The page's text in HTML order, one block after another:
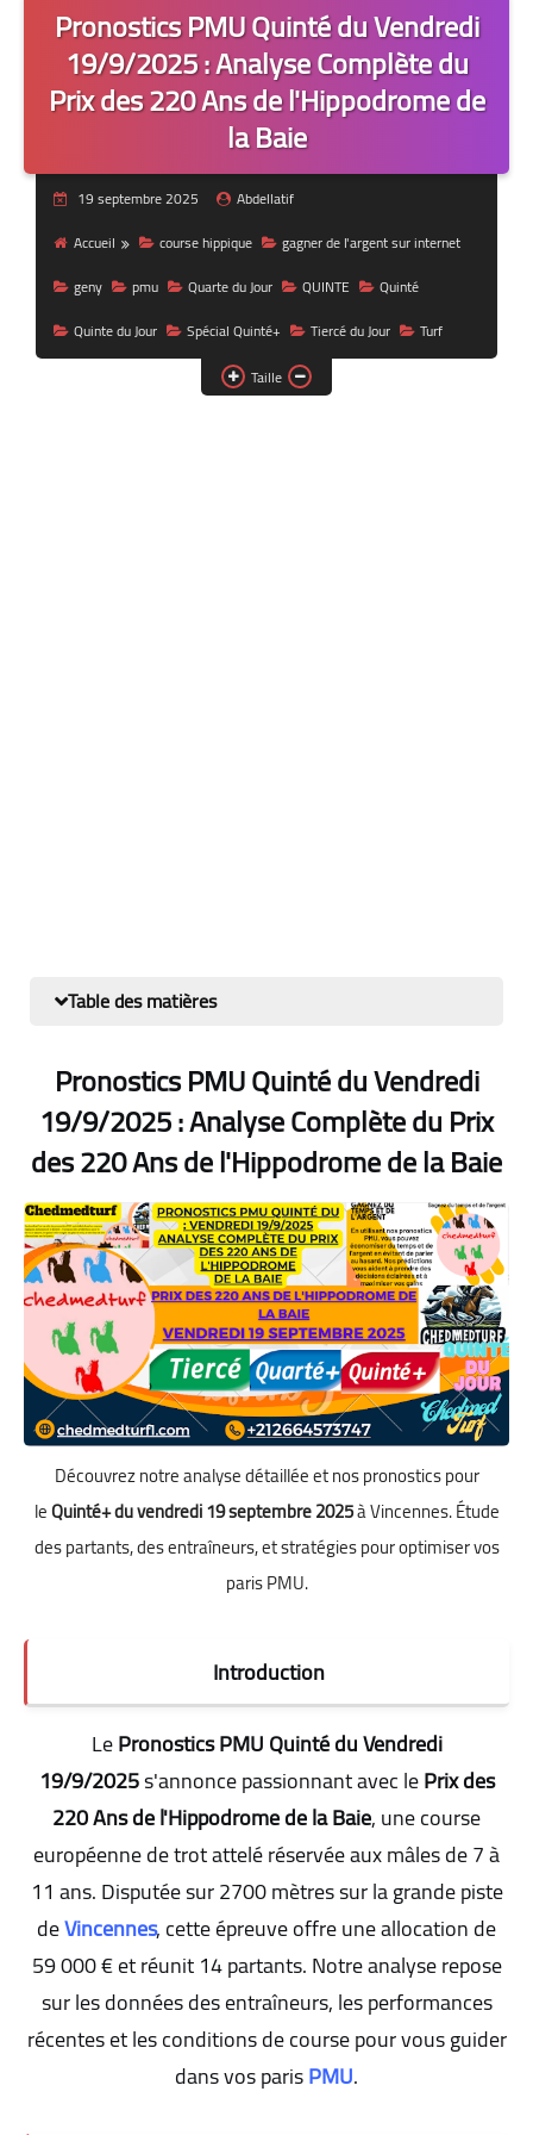
Pronostics PMU Quinté du Vendredi
19/9/2025 : Analyse Complète du
Prix des 220 Ans de l'Hippodrome de
la Baie
19 septembre 2025
Abdellatif
Accueil
course hippique
gagner de l'argent sur internet
geny
pmu Quarte du Jour QUINTE
Quinté
Quinte du Jour
Spécial Quinté+ Tiercé du Jour
Turf
Taille
Table des matières
Pronostics PMU Quinté du Vendredi
19/9/2025 : Analyse Complète du Prix
des 220 Ans de l'Hippodrome de la Baie
Découvrez notre analyse détaillée et nos pronostics pour
leQuinté+ du vendredi 19 septembre 2025à Vincennes. Étude
des partants, des entraîneurs, et stratégies pour optimiser vos
paris PMU.
Introduction
LePronostics PMU Quinté du Vendredi
19/9/2025s'annonce passionnant avec lePrix des
220 Ans de l'Hippodrome de la Baie, une course
européenne de trot attelé réservée aux mâles de 7 à
11 ans. Disputée sur 2700 mètres sur la grande piste
deVincennes, cette épreuve offre une allocation de
59 000 € et réunit 14 partants. Notre analyse repose
sur les données des entraîneurs, les performances
récentes et les conditions de course pour vous guider
dans vos parisPMU.